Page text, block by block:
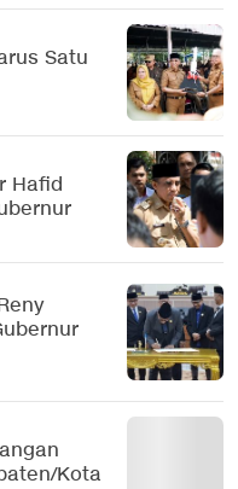
Satu
Hafid
Kota